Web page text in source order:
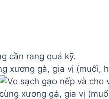
cần rang quá kỹ.
xương gà, gia vị (muối,